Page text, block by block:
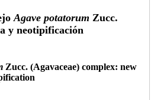
Agave potatorum Zucc.
y neotipificación
Zucc. (Agavaceae) complex: new